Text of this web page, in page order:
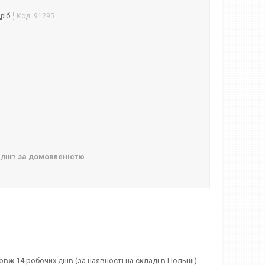
Код: 91295
за домовленістю
14 робочих днів (за наявності на складі в Польщі)